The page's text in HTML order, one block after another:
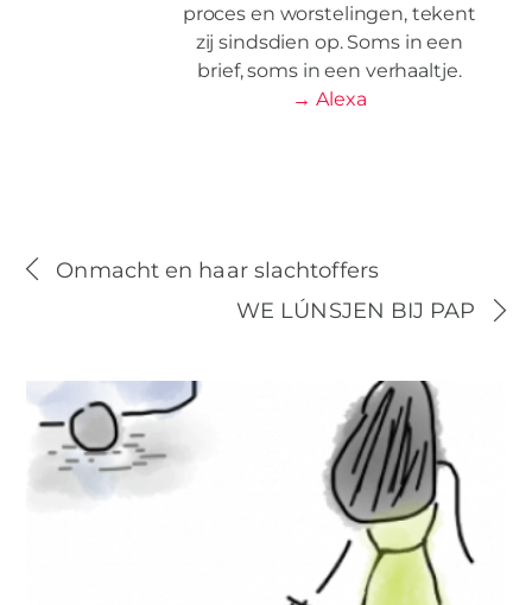
proces en worstelingen, tekent
zij sindsdien op. Soms in een
brief, soms in een verhaaltje.
→ Alexa
Onmacht en haar slachtoffers
WE LÚNSJEN BIJ PAP